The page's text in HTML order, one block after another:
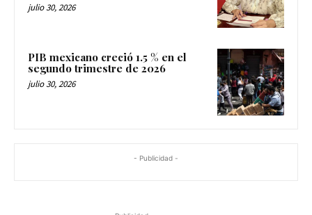
julio 30, 2026
PIB mexicano creció 1.5 % en el
segundo trimestre de 2026
julio 30, 2026
- Publicidad -